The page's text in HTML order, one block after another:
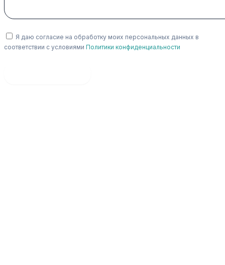
Я даю согласие на обработку моих персональных данных в
соответствии с условиями Политики конфиденциальности